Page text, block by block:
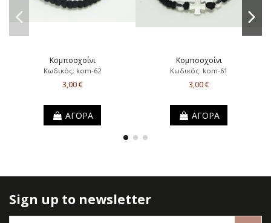
Κομποσχοίνι
Κωδικός: kom-62
3,00 €
ΑΓΟΡΑ
Κομποσχοίνι
Κωδικός: kom-61
3,00 €
ΑΓΟΡΑ
Sign up to newsletter